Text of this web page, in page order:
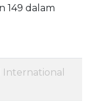
149 dalam
International